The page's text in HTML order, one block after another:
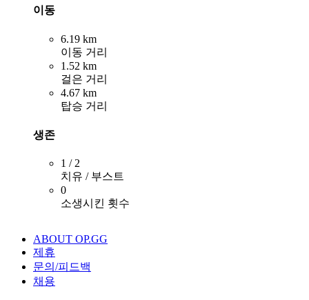
이동
6.19 km
이동 거리
1.52 km
걸은 거리
4.67 km
탑승 거리
생존
1 / 2
치유 / 부스트
0
소생시킨 횟수
ABOUT OP.GG
제휴
문의/피드백
채용